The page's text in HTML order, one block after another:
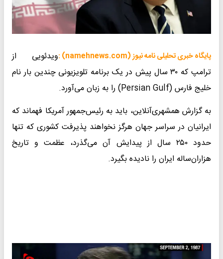
پایگاه خبری تحلیلی نامه نیوز (namehnews.com) :
ویدئویی از
ترامپ که ۳۰ سال پیش در یک برنامه تلویزیونی چندین بار نام
خلیج فارس (Persian Gulf) را به زبان می‌آورد.
به گزارش همشهری‌آنلاین، باید به رئیس‌جمهور آمریکا فهماند که
ایرانیان در سراسر جهان هرگز نخواهند پذیرفت کشوری که تنها
حدود ۲۵۰ سال از پیدایش آن می‌گذرد، عظمت و تاریخ
هزاران‌ساله ایران را نادیده بگیرد.